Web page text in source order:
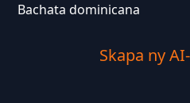
Bachata dominicana
Skapa ny